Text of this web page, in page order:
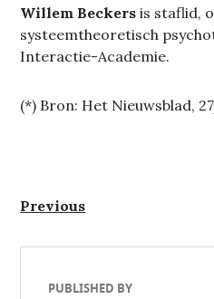
Willem Beckers is staflid,
systeemtheoretisch
Interactie-Academie.
(*) Bron: Het Nieuwsblad,
Previous
post:
PUBLISHED BY